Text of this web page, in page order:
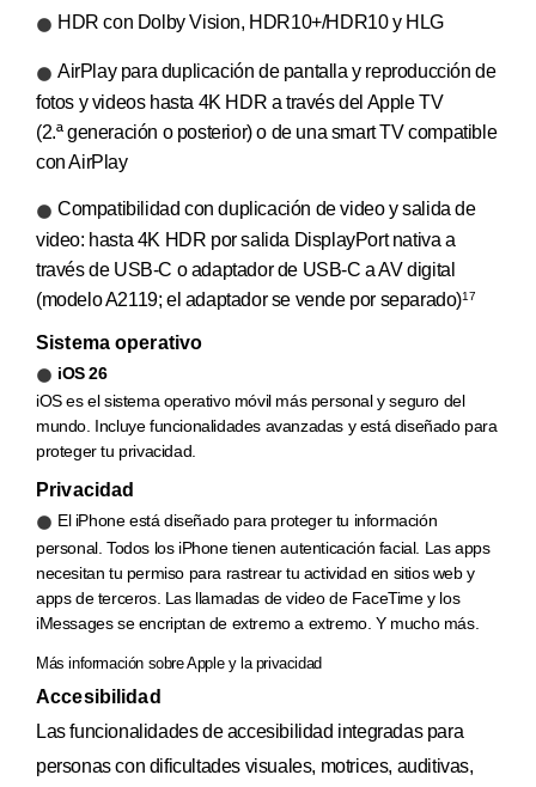
HDR con Dolby Vision, HDR10+/HDR10 y HLG
AirPlay para duplicación de pantalla y reproducción de
fotos y videos hasta 4K HDR a través del Apple TV
(2.ª generación o posterior) o de una smart TV compatible
con AirPlay
Compatibilidad con duplicación de video y salida de
video: hasta 4K HDR por salida DisplayPort nativa a
través de USB-C o adaptador de USB‑C a AV digital
(modelo A2119; el adaptador se vende por separado)17
Sistema operativo
iOS 26
iOS es el sistema operativo móvil más personal y seguro del
mundo. Incluye funcionalidades avanzadas y está diseñado para
proteger tu privacidad.
Privacidad
El iPhone está diseñado para proteger tu información
personal. Todos los iPhone tienen autenticación facial. Las apps
necesitan tu permiso para rastrear tu actividad en sitios web y
apps de terceros. Las llamadas de video de FaceTime y los
iMessages se encriptan de extremo a extremo. Y mucho más.
Más información sobre Apple y la privacidad
Accesibilidad
Las funcionalidades de accesibilidad integradas para
personas con dificultades visuales, motrices, auditivas,